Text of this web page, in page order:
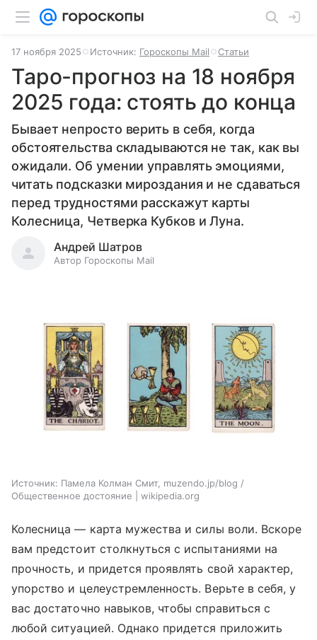
17 ноября 2025 Источник: Гороскопы Mail Статьи
Таро-прогноз на 18 ноября
2025 года: стоять до конца
Бывает непросто верить в себя, когда
обстоятельства складываются не так, как вы
ожидали. Об умении управлять эмоциями,
читать подсказки мироздания и не сдаваться
перед трудностями расскажут карты
Колесница, Четверка Кубков и Луна.
Андрей Шатров
Автор Гороскопы Mail
Источник: Памела Колман Смит, muzendo.jp/blog /
Общественное достояние | wikipedia.org
Колесница — карта мужества и силы воли. Вскоре
вам предстоит столкнуться с испытаниями на
прочность, и придется проявлять свой характер,
упорство и целеустремленность. Верьте в себя, у
вас достаточно навыков, чтобы справиться с
любой ситуацией. Однако придется приложить